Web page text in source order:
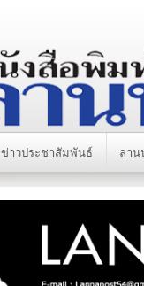
ข่าวประชาสัมพันธ์ ลาน